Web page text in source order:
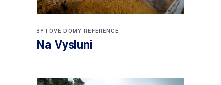
BYTOVÉ DOMY REFERENCE
Na Vysluni